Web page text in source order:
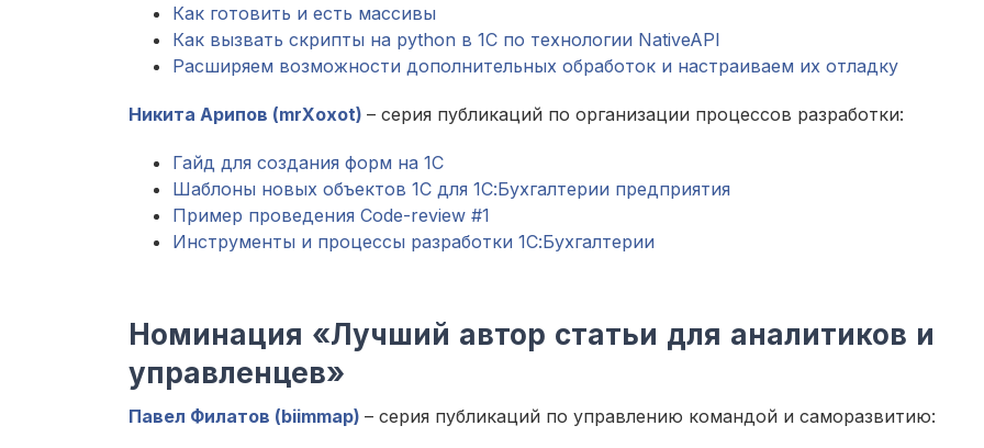
Как готовить и есть массивы
Как вызвать скрипты на python в 1С по технологии NativeAPI
Расширяем возможности дополнительных обработок и настраиваем их отладку
Никита Арипов (mrXoxot) – серия публикаций по организации процессов разработки:
Гайд для создания форм на 1С
Шаблоны новых объектов 1С для 1С:Бухгалтерии предприятия
Пример проведения Code-review #1
Инструменты и процессы разработки 1С:Бухгалтерии
Номинация «Лучший автор статьи для аналитиков и
управленцев»
Павел Филатов (biimmap) – серия публикаций по управлению командой и саморазвитию: